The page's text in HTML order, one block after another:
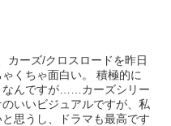
カーズ/クロスロードを昨日
くちゃ面白い。 積極的に
なんですが……カーズシリー
いいビジュアルですが、私
思うし、ドラマも最高です